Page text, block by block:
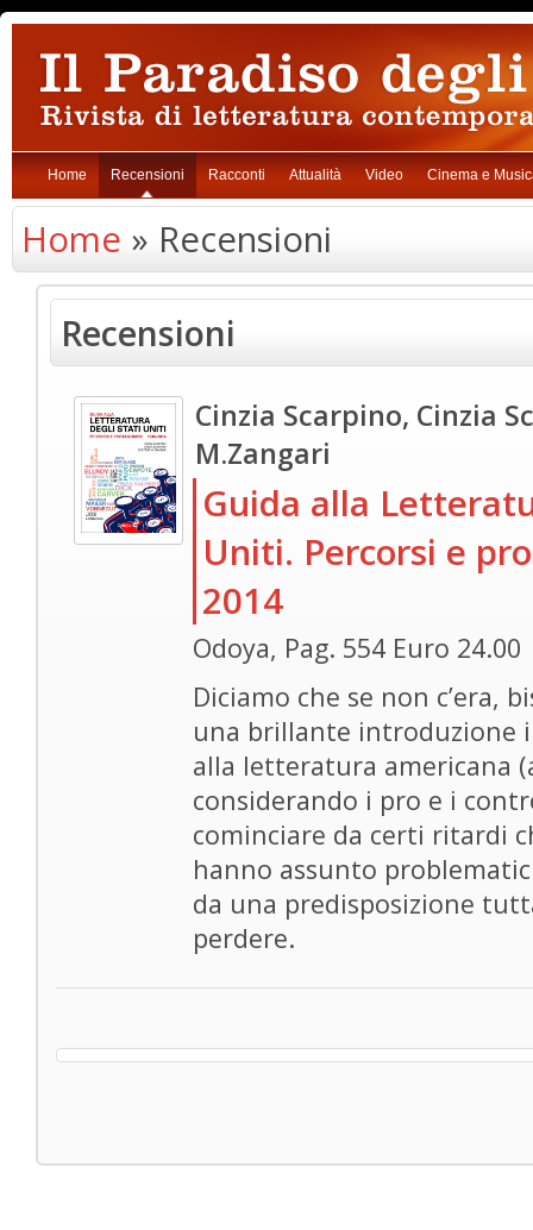
Home Recensioni Racconti Attualità Video Cinema e
Home » Recensioni
Recensioni
Cinzia Scarpino, Cinzia
M.Zangari
Guida alla
Uniti. Percorsi e
2014
Odoya, Pag. 554 Euro 24.00
Diciamo che se non c’era,
una brillante introduzione
alla letteratura americana
considerando i pro e i
cominciare da certi ritardi
hanno assunto
da una predisposizione
perdere.